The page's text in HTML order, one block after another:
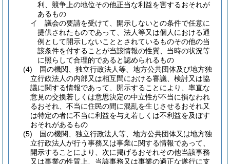
利、競争上の地位その他正当な利益を害するおそれが
あるもの
イ
議会の要請を受けて、開示しないとの条件で任意に
提供されたものであって、法人等又は個人における通
例として開示しないこととされているものその他の当
該条件を付することが当該情報の性質、当時の状況等
に照らして合理的であると認められるもの
(4)
国の機関、独立行政法人等、地方公共団体及び地方独
立行政法人の内部又は相互間における審議、検討又は協
議に関する情報であって、開示することにより、率直な
意見の交換若しくは意思決定の中立性が不当に損なわれ
るおそれ、不当に住民の間に混乱を生じさせるおそれ又
は特定の者に不当に利益を与え若しくは不利益を及ぼす
おそれがあるもの
(5)
国の機関、独立行政法人等、地方公共団体又は地方独
立行政法人が行う事務又は事業に関する情報であって、
開示することにより、次に掲げるおそれその他当該事務
又は事業の性質上、当該事務又は事業の適正な遂行に支